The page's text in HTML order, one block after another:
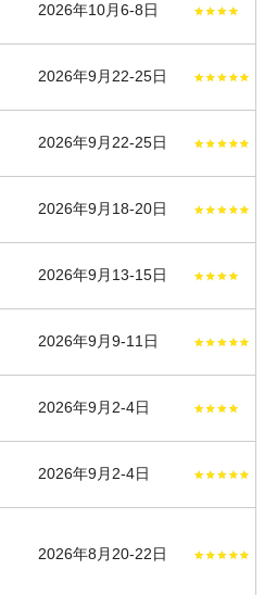
2026年10月6-8日
2026年9月22-25日
2026年9月22-25日
2026年9月18-20日
2026年9月13-15日
2026年9月9-11日
2026年9月2-4日
2026年9月2-4日
2026年8月20-22日